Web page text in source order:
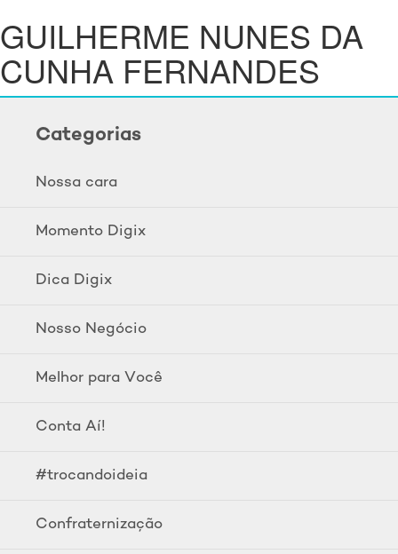
GUILHERME NUNES DA
CUNHA FERNANDES
Categorias
Nossa cara
Momento Digix
Dica Digix
Nosso Negócio
Melhor para Você
Conta Aí!
#trocandoideia
Confraternização